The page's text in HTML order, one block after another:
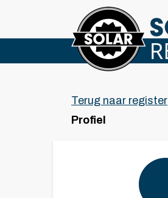
Terug naar register
Profiel